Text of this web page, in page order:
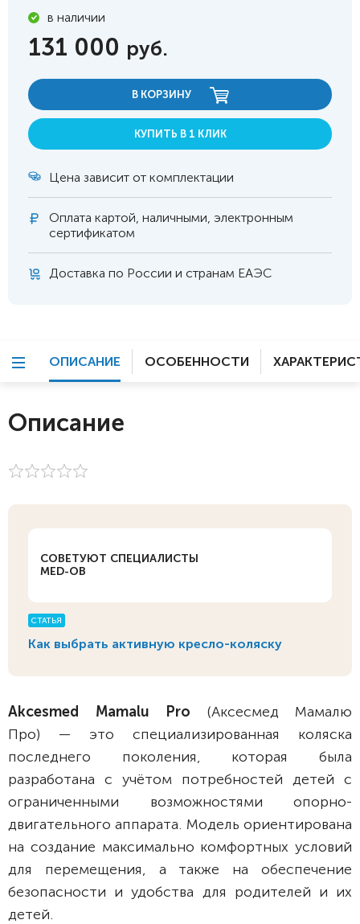
в наличии
131 000 руб.
В КОРЗИНУ
КУПИТЬ В 1 КЛИК
Цена зависит от комплектации
Оплата картой, наличными, электронным
сертификатом
Доставка по России и странам ЕАЭС
ОПИСАНИЕ ОСОБЕННОСТИ
Описание
СОВЕТУЮТ СПЕЦИАЛИСТЫ
MED-OB
СТАТЬЯ
Как выбрать активную кресло-коляску
Akcesmed Mamalu Pro (Аксесмед Мамалю
Про)
— это специализированная коляска
последнего поколения, которая была
разработана с учётом потребностей детей с
ограниченными возможностями опорно-
двигательного аппарата. Модель ориентирована
на создание максимально комфортных условий
для перемещения, а также на обеспечение
безопасности и удобства для родителей и их
детей.